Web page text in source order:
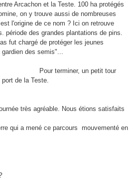
Arcachon et la Teste. 100 ha protégés
on y trouve aussi de nombreuses
l'origine de ce nom ? Ici on retrouve
période des grandes plantations de pins.
fut chargé de protéger les jeunes
des semis"...
un petit tour
de la Teste.
très agréable. Nous étions satisfaits
qui a mené ce parcours mouvementé en